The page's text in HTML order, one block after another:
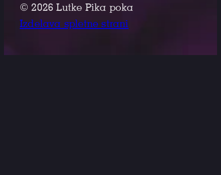
© 2026 Lutke Pika poka
Izdelava spletne strani